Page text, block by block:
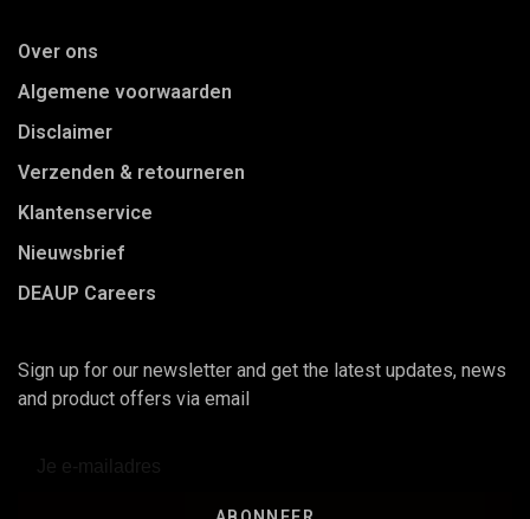
Over ons
Algemene voorwaarden
Disclaimer
Verzenden & retourneren
Klantenservice
Nieuwsbrief
DEAUP Careers
Sign up for our newsletter and get the latest updates, news
and product offers via email